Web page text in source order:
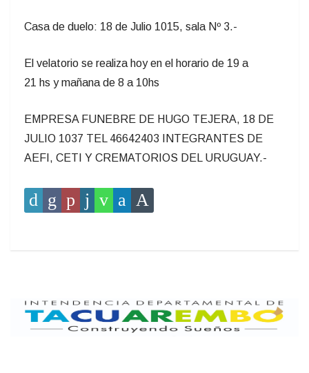
Casa de duelo: 18 de Julio 1015, sala Nº 3.-
El velatorio se realiza hoy en el horario de 19 a
21
hs y mañana de 8 a 10hs
EMPRESA FUNEBRE DE HUGO TEJERA, 18 DE
JULIO 1037 TEL 46642403 INTEGRANTES DE
AEFI, CETI Y CREMATORIOS DEL URUGUAY.-